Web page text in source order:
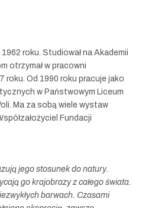
roku. Studiował na Akademii
otrzymał w pracowni
roku. Od 1990 roku pracuje jako
w Państwowym Liceum
Ma za sobą wiele wystaw
Fundacji
jego stosunek do natury.
go krajobrazy z całego świata.
barwach. Czasami